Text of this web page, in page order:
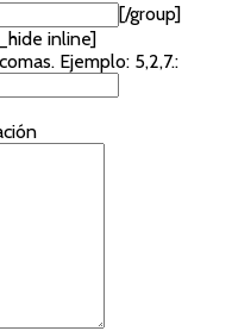
[/group]
inline]
Ejemplo: 5,2,7.: